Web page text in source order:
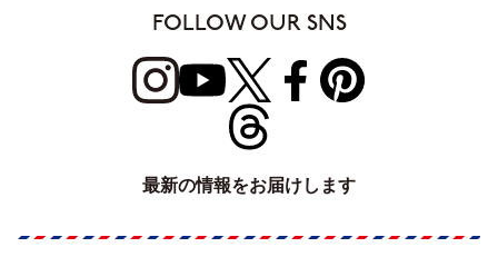
FOLLOW OUR SNS
最新の情報をお届けします